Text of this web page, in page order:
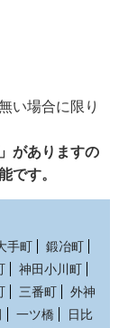
い場合に限り
がありますの
です。
手町
鍛冶町
神田小川町
三番町
外神
一ツ橋
日比